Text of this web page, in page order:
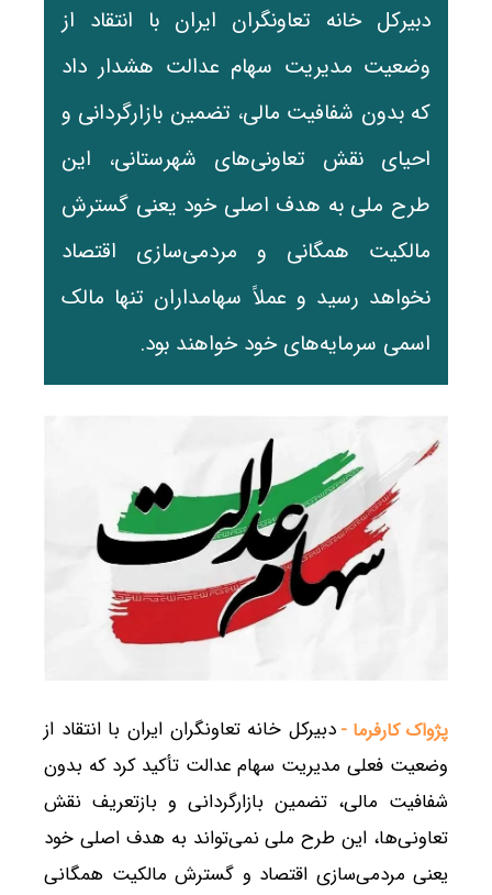
دبیرکل خانه تعاونگران ایران با انتقاد از
وضعیت مدیریت سهام عدالت هشدار داد
که بدون شفافیت مالی، تضمین بازارگردانی و
احیای نقش تعاونی‌های شهرستانی، این
طرح ملی به هدف اصلی خود یعنی گسترش
مالکیت همگانی و مردمی‌سازی اقتصاد
نخواهد رسید و عملاً سهامداران تنها مالک
اسمی سرمایه‌های خود خواهند بود.
پژواک کارفرما - دبیرکل خانه تعاونگران ایران با انتقاد از
وضعیت فعلی مدیریت سهام عدالت تأکید کرد که بدون
شفافیت مالی، تضمین بازارگردانی و بازتعریف نقش
تعاونی‌ها، این طرح ملی نمی‌تواند به هدف اصلی خود
یعنی مردمی‌سازی اقتصاد و گسترش مالکیت همگانی